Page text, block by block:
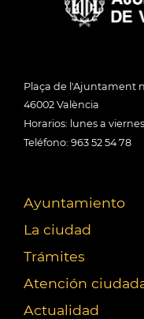
Plaça de l'Ajuntament
46002 València
Horarios: lunes a
Teléfono: 963 52 54 78
Ayuntamiento
La ciudad
Trámites
Atención
Actualidad